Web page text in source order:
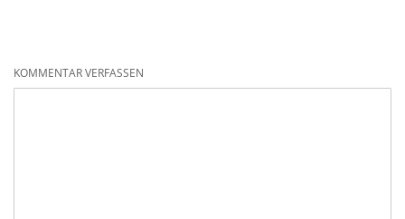
KOMMENTAR VERFASSEN